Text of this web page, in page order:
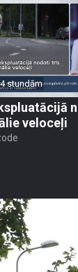
stundām
veloceļi